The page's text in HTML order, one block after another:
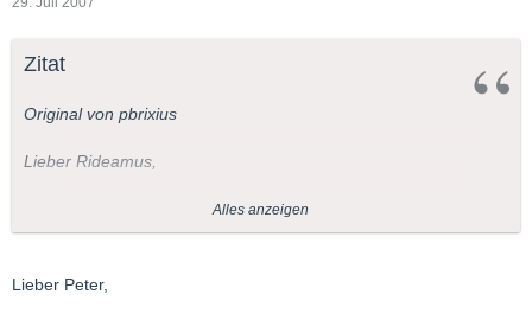
Zitat
Original von pbrixius
Lieber Rideamus,
http://urbanplus.com/areiononline/lollobrigidagina.html
Dort meint man, dass Gina Nazionale "Vissi d'arte" gesungen
Alles anzeigen
Lieber Peter,